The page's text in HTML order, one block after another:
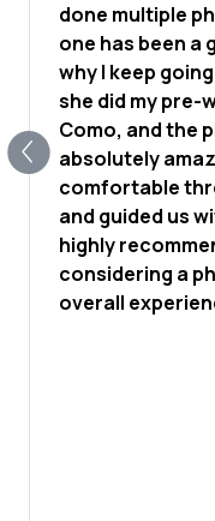
done multiple
one has been a
why I keep
she did my pre-
Como, and the
absolutely
comfortable
and guided us
highly
considering a
overall